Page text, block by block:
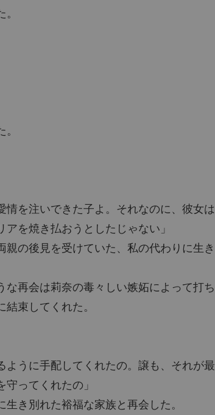
情を注いできた子よ。それなのに、彼女は
を焼き払おうとしたじゃない」
の後見を受けていた、私の代わりに生き
再会は莉奈の毒々しい嫉妬によって打ち
束してくれた。
ように手配してくれたの。譲も、それが最
ってくれたの」
き別れた裕福な家族と再会した。